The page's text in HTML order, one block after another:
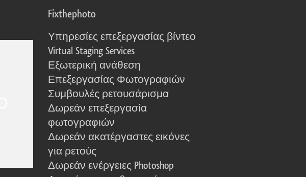
Fixthephoto
Υπηρεσίες επεξεργασίας βίντεο
Virtual Staging Services
Εξωτερική ανάθεση
Επεξεργασίας Φωτογραφιών
Συμβουλές ρετουσάρισμα
Δωρεάν επεξεργασία
φωτογραφιών
Δωρεάν ακατέργαστες εικόνες
για ρετούς
Δωρεάν ενέργειες Photoshop